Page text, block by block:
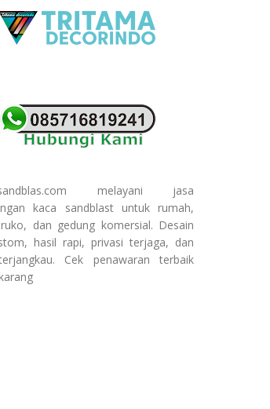
melayani jasa
kaca sandblast untuk rumah,
dan gedung komersial. Desain
hasil rapi, privasi terjaga, dan
Cek penawaran terbaik